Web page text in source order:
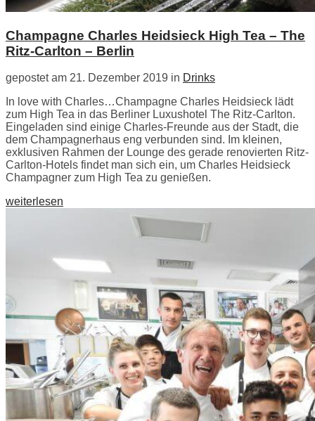
Champagne Charles Heidsieck High Tea – The
Ritz-Carlton – Berlin
gepostet am 21. Dezember 2019 in Drinks
In love with Charles…Champagne Charles Heidsieck lädt
zum High Tea in das Berliner Luxushotel The Ritz-Carlton.
Eingeladen sind einige Charles-Freunde aus der Stadt, die
dem Champagnerhaus eng verbunden sind. Im kleinen,
exklusiven Rahmen der Lounge des gerade renovierten Ritz-
Carlton-Hotels findet man sich ein, um Charles Heidsieck
Champagner zum High Tea zu genießen.
weiterlesen